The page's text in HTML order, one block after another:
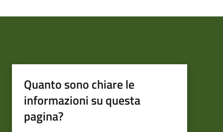
Quanto sono chiare le
informazioni su questa
pagina?